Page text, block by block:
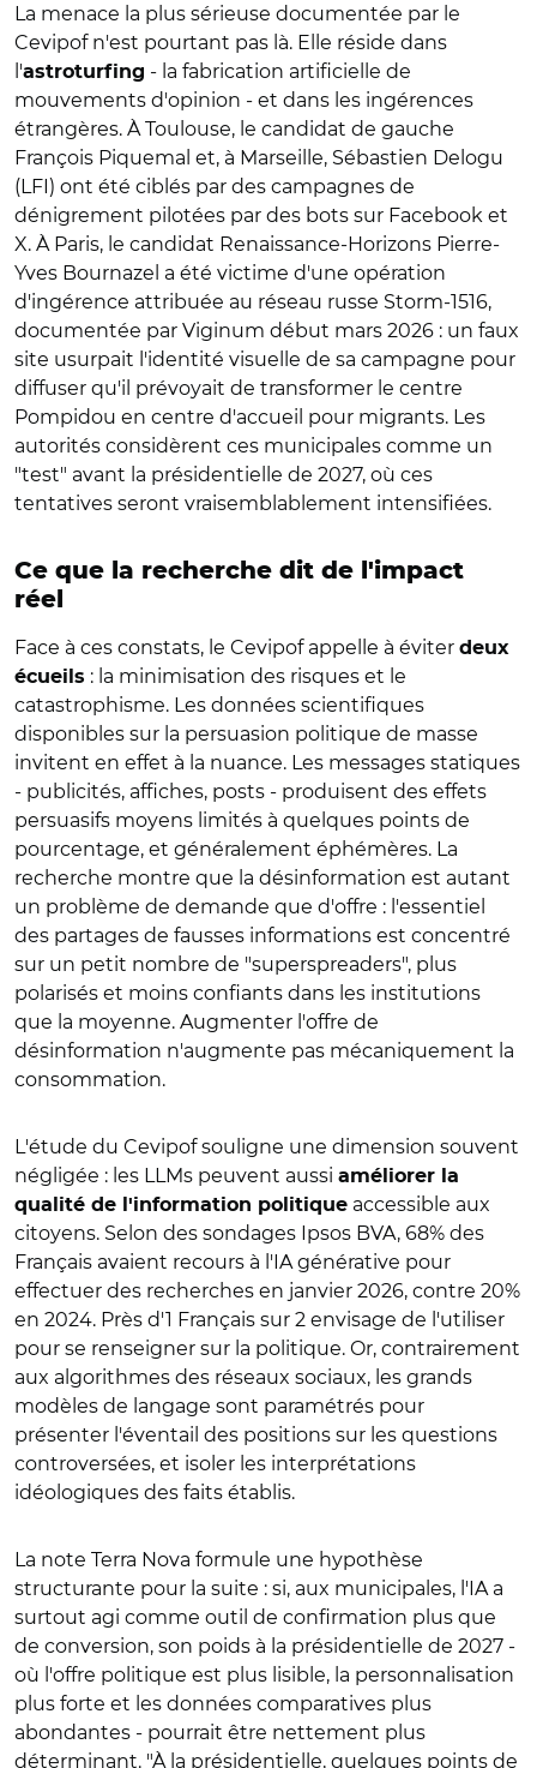
La menace la plus sérieuse documentée par le
Cevipof n'est pourtant pas là. Elle réside dans
l'astroturfing - la fabrication artificielle de
mouvements d'opinion - et dans les ingérences
étrangères. À Toulouse, le candidat de gauche
François Piquemal et, à Marseille, Sébastien Delogu
(LFI) ont été ciblés par des campagnes de
dénigrement pilotées par des bots sur Facebook et
X. À Paris, le candidat Renaissance-Horizons Pierre-
Yves Bournazel a été victime d'une opération
d'ingérence attribuée au réseau russe Storm-1516,
documentée par Viginum début mars 2026 : un faux
site usurpait l'identité visuelle de sa campagne pour
diffuser qu'il prévoyait de transformer le centre
Pompidou en centre d'accueil pour migrants. Les
autorités considèrent ces municipales comme un
"test" avant la présidentielle de 2027, où ces
tentatives seront vraisemblablement intensifiées.
Ce que la recherche dit de l'impact
réel
Face à ces constats, le Cevipof appelle à éviter deux
écueils : la minimisation des risques et le
catastrophisme. Les données scientifiques
disponibles sur la persuasion politique de masse
invitent en effet à la nuance. Les messages statiques
- publicités, affiches, posts - produisent des effets
persuasifs moyens limités à quelques points de
pourcentage, et généralement éphémères. La
recherche montre que la désinformation est autant
un problème de demande que d'offre : l'essentiel
des partages de fausses informations est concentré
sur un petit nombre de "superspreaders", plus
polarisés et moins confiants dans les institutions
que la moyenne. Augmenter l'offre de
désinformation n'augmente pas mécaniquement la
consommation.
L'étude du Cevipof souligne une dimension souvent
négligée : les LLMs peuvent aussi améliorer la
qualité de l'information politique accessible aux
citoyens. Selon des sondages Ipsos BVA, 68% des
Français avaient recours à l'IA générative pour
effectuer des recherches en janvier 2026, contre 20%
en 2024. Près d'1 Français sur 2 envisage de l'utiliser
pour se renseigner sur la politique. Or, contrairement
aux algorithmes des réseaux sociaux, les grands
modèles de langage sont paramétrés pour
présenter l'éventail des positions sur les questions
controversées, et isoler les interprétations
idéologiques des faits établis.
La note Terra Nova formule une hypothèse
structurante pour la suite : si, aux municipales, l'IA a
surtout agi comme outil de confirmation plus que
de conversion, son poids à la présidentielle de 2027 -
où l'offre politique est plus lisible, la personnalisation
plus forte et les données comparatives plus
abondantes - pourrait être nettement plus
déterminant. "À la présidentielle, quelques points de